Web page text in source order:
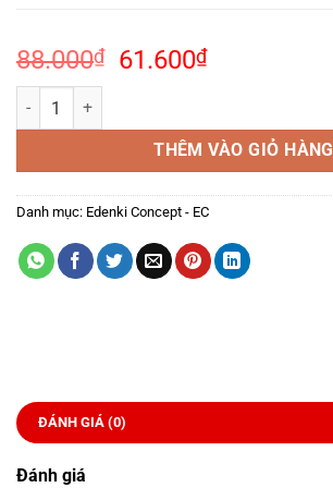
88.000₫
Giá
88.000₫.
61.600₫Giá
là:
61.600₫.
Bộ công tắc đơn 1 chiều – EC-101 số lượng
THÊM VÀO GIỎ HÀNG
Danh mục: Edenki Concept - EC
ĐÁNH GIÁ (0)
Đánh giá